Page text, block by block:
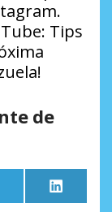
Tips
de
Telegram
en
LinkedIn